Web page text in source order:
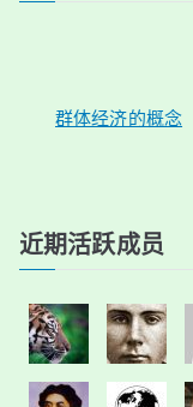
群体经济的概念
近期活跃成员